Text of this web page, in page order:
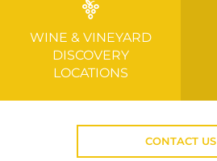
WINE & VINEYARD
DISCOVERY
LOCATIONS
CONTACT US